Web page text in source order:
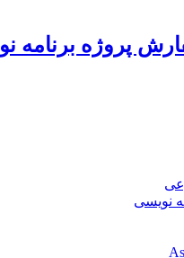
پروژه برنامه
نویسی